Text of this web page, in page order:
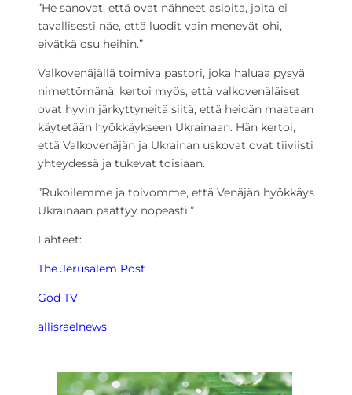
”He sanovat, että ovat nähneet asioita, joita ei
tavallisesti näe, että luodit vain menevät ohi,
eivätkä osu heihin.”
Valkovenäjällä toimiva pastori, joka haluaa pysyä
nimettömänä, kertoi myös, että valkovenäläiset
ovat hyvin järkyttyneitä siitä, että heidän maataan
käytetään hyökkäykseen Ukrainaan. Hän kertoi,
että Valkovenäjän ja Ukrainan uskovat ovat tiiviisti
yhteydessä ja tukevat toisiaan.
”Rukoilemme ja toivomme, että Venäjän hyökkäys
Ukrainaan päättyy nopeasti.”
Lähteet:
The Jerusalem Post
God TV
allisraelnews